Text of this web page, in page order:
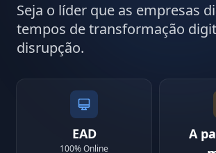
Seja o líder que as empresas
tempos de transformação
disrupção.
EAD
100% Online
A